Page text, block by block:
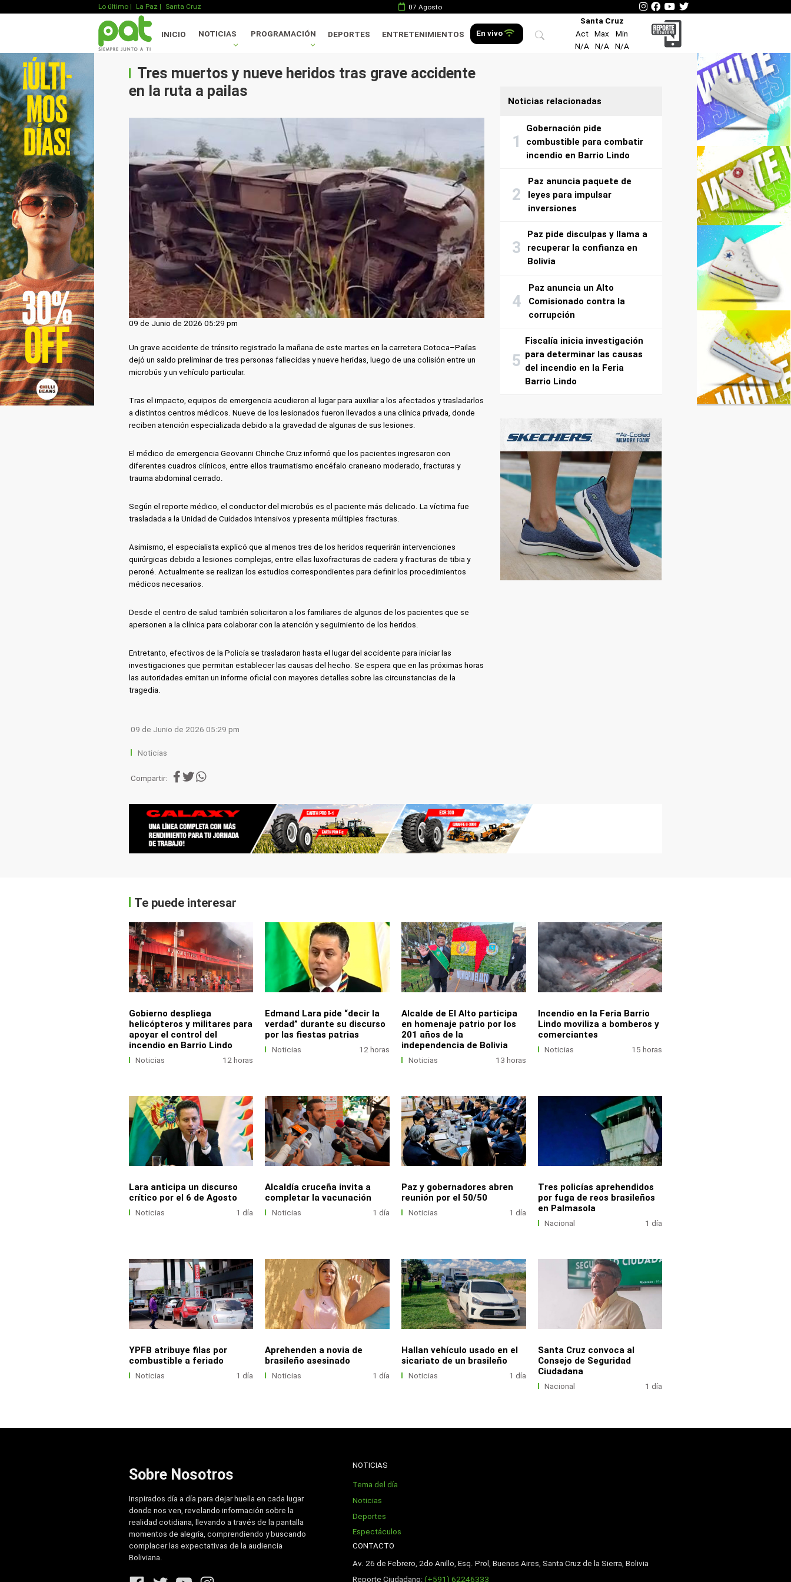
Lo último | La Paz | Santa Cruz 07 Agosto
INICIO NOTICIAS PROGRAMACIÓN DEPORTES ENTRETENIMIENTOS En vivo
Santa Cruz
Act
Max
Min
N/A
N/A N/A
Tres muertos y nueve heridos tras grave accidente
en la ruta a pailas
09 de Junio de 2026 05:29 pm
Un grave accidente de tránsito registrado la mañana de este martes en la carretera Cotoca–Pailas
dejó un saldo preliminar de tres personas fallecidas y nueve heridas, luego de una colisión entre un
microbús y un vehículo particular.
Tras el impacto, equipos de emergencia acudieron al lugar para auxiliar a los afectados y trasladarlos
a distintos centros médicos. Nueve de los lesionados fueron llevados a una clínica privada, donde
reciben atención especializada debido a la gravedad de algunas de sus lesiones.
El médico de emergencia Geovanni Chinche Cruz informó que los pacientes ingresaron con
diferentes cuadros clínicos, entre ellos traumatismo encéfalo craneano moderado, fracturas y
trauma abdominal cerrado.
Según el reporte médico, el conductor del microbús es el paciente más delicado. La víctima fue
trasladada a la Unidad de Cuidados Intensivos y presenta múltiples fracturas.
Asimismo, el especialista explicó que al menos tres de los heridos requerirán intervenciones
quirúrgicas debido a lesiones complejas, entre ellas luxofracturas de cadera y fracturas de tibia y
peroné. Actualmente se realizan los estudios correspondientes para definir los procedimientos
médicos necesarios.
Desde el centro de salud también solicitaron a los familiares de algunos de los pacientes que se
apersonen a la clínica para colaborar con la atención y seguimiento de los heridos.
Entretanto, efectivos de la Policía se trasladaron hasta el lugar del accidente para iniciar las
investigaciones que permitan establecer las causas del hecho. Se espera que en las próximas horas
las autoridades emitan un informe oficial con mayores detalles sobre las circunstancias de la
tragedia.
09 de Junio de 2026 05:29 pm
Noticias
Compartir:
Noticias relacionadas
Gobernación pide
combustible para combatir
incendio en Barrio Lindo
Paz anuncia paquete de
leyes para impulsar
inversiones
Paz pide disculpas y llama a
recuperar la confianza en
Bolivia
Paz anuncia un Alto
Comisionado contra la
corrupción
Fiscalía inicia investigación
para determinar las causas
del incendio en la Feria
Barrio Lindo
Te puede interesar
Gobierno despliega
helicópteros y militares para
apoyar el control del
incendio en Barrio Lindo
Noticias 12 horas
Edmand Lara pide “decir la
verdad” durante su discurso
por las fiestas patrias
Noticias 12 horas
Alcalde de El Alto participa
en homenaje patrio por los
201 años de la
independencia de Bolivia
Noticias 13 horas
Incendio en la Feria Barrio
Lindo moviliza a bomberos y
comerciantes
Noticias 15 horas
Lara anticipa un discurso
crítico por el 6 de Agosto
Noticias 1 día
Alcaldía cruceña invita a
completar la vacunación
Noticias 1 día
Paz y gobernadores abren
reunión por el 50/50
Noticias 1 día
Tres policías aprehendidos
por fuga de reos brasileños
en Palmasola
Nacional 1 día
YPFB atribuye filas por
combustible a feriado
Noticias 1 día
Aprehenden a novia de
brasileño asesinado
Noticias 1 día
Hallan vehículo usado en el
sicariato de un brasileño
Noticias 1 día
Santa Cruz convoca al
Consejo de Seguridad
Ciudadana
Nacional 1 día
Sobre Nosotros
Inspirados día a día para dejar huella en cada lugar
donde nos ven, revelando información sobre la
realidad cotidiana, llevando a través de la pantalla
momentos de alegría, comprendiendo y buscando
complacer las expectativas de la audiencia
Boliviana.
NOTICIAS
Tema del día
Noticias
Deportes
Espectáculos
CONTACTO
Av. 26 de Febrero, 2do Anillo, Esq. Prol, Buenos Aires, Santa Cruz de la Sierra, Bolivia
Reporte Ciudadano:(+591) 62246333